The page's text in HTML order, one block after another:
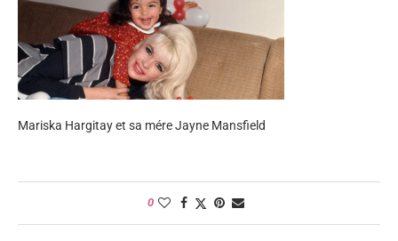
Mariska Hargitay et sa mére Jayne Mansfield
0